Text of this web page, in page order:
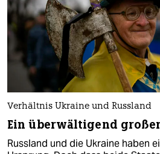
Verhältnis Ukraine und Russland
Ein überwältigend
Russland und die Ukraine haben